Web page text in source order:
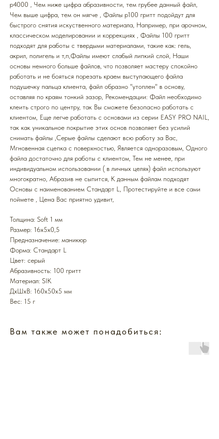
р4000 , Чем ниже цифра абразивности, тем грубее данный файл,
Чем выше цифра, тем он мягче , Файлы р100 гритт подойдут для
быстрого снятия искуственного материала, Например, при арочном,
классическом моделировании и коррекциях , Файлы 100 гритт
подходят для работы с твердыми материалами, такие как: гель,
акрил, полигель и т,п,Файлы имеют слабый липкий слой, Наши
основы немного больше файлов, что позволяет мастеру спокойно
работать и не бояться порезать краем выступающего файла
подушечку пальца клиента, файл образно "утоплен" в основу,
оставляя по краям тонкий зазор, Рекомендации: Файл необходимо
клеить строго по центру, так Вы сможете безопасно работать с
клиентом, Еще легче работать с основами из серии EASY PRO NAIL,
так как уникальное покрытие этих основ позволяет без усилий
снимать файлы ,Серые файлы сделают всю работу за Вас,
Мгновенная сцепка с поверхностью, Является одноразовым, Одного
файла достаточно для работы с клиентом, Тем не менее, при
индивидуальном использовании ( в личных целях) файл используют
многократно, Абразив не сыпится, К данным файлам подходят
Основы с наименованием Стандарт L, Протестируйте и все сами
поймете , Цена Вас приятно удивит,
Толщина: Soft 1 мм
Размер: 16x5x0,5
Предназначение: маникюр
Форма: Стандарт L
Цвет: серый
Абразивность: 100 гритт
Mатериал: SIK
ДxШxВ: 160x50x5 мм
Вес: 15 г
Вам также может понадобиться: